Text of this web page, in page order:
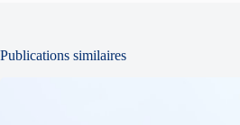
Publications similaires